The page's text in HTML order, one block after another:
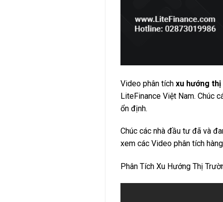
Video phân tích xu hướng
LiteFinance Việt Nam. Chúc
ổn định.
Chúc các nhà đầu tư đã và
xem các Video phân tích
Phân Tích Xu Hướng Thị